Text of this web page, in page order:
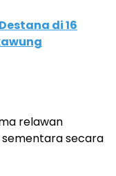
di 16
relawan
secara